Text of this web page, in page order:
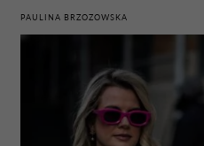
PAULINA BRZOZOWSKA